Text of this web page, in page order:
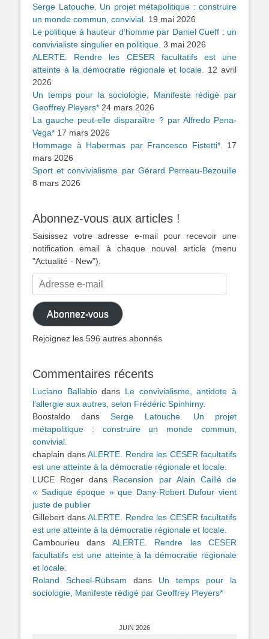
Serge Latouche. Un projet métapolitique : construire
un monde commun, convivial. 19 mai 2026
Le politique à hauteur d’homme par Daniel Cueff : un
convivialiste singulier en politique. 3 mai 2026
ALERTE. Rendre les CESER facultatifs est une
atteinte à la démocratie régionale et locale. 12 avril
2026
Un temps pour la sociologie, Manifeste rédigé par
Geoffrey Pleyers* 24 mars 2026
La gauche peut-elle disparaître ? par Alfredo Pena-
Vega* 17 mars 2026
Hommage à Habermas par Francesco Fistetti*. 17
mars 2026
Sport et convivialisme par Gérard Perreau-Bezouille
8 mars 2026
Abonnez-vous aux articles !
Saisissez votre adresse e-mail pour recevoir une
notification email à chaque nouvel article (menu
"Actualité - New").
Adresse
e-
mail
Abonnez-vous
Rejoignez les 596 autres abonnés
Commentaires récents
Luciano Ballabiodans Le convivialisme, antidote à
l’allergie aux autres, selon Frédéric Spinhirny.
Boostaldo dansSerge Latouche. Un projet
métapolitique : construire un monde commun,
convivial.
chaplain dansALERTE. Rendre les CESER facultatifs
est une atteinte à la démocratie régionale et locale.
LUCE Roger dans Recension par Alain Caillé de
« Sadique époque » que Dany-Robert Dufour vient
juste de publier
Gillebert dansALERTE. Rendre les CESER facultatifs
est une atteinte à la démocratie régionale et locale.
Cambourieu dans ALERTE. Rendre les CESER
facultatifs est une atteinte à la démocratie régionale
et locale.
Roland Scheel-Rübsam dans Un temps pour la
sociologie, Manifeste rédigé par Geoffrey Pleyers*
JUIN 2026